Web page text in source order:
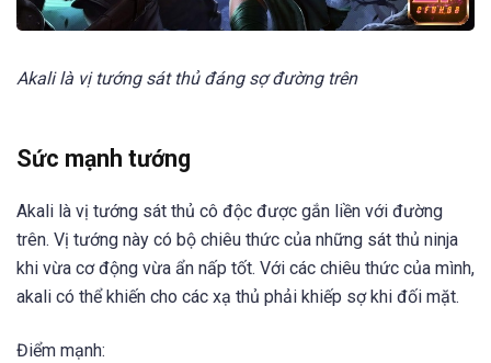
Akali là vị tướng sát thủ đáng sợ đường trên
Sức mạnh tướng
Akali là vị tướng sát thủ cô độc được gắn liền với đường
trên. Vị tướng này có bộ chiêu thức của những sát thủ ninja
khi vừa cơ động vừa ẩn nấp tốt. Với các chiêu thức của mình,
akali có thể khiến cho các xạ thủ phải khiếp sợ khi đối mặt.
Điểm mạnh: